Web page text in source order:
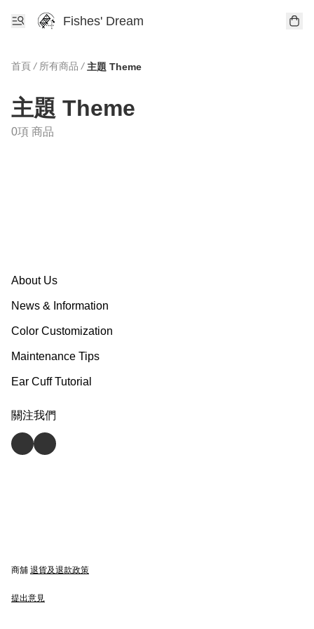
Fishes' Dream
首頁 / 所有商品 / 主題 Theme
主題 Theme
0項 商品
About Us
News & Information
Color Customization
Maintenance Tips
Ear Cuff Tutorial
關注我們
商舖 退貨及退款政策
提出意見